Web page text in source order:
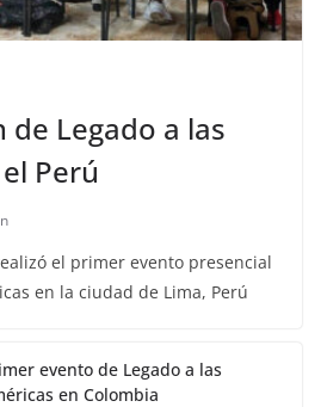
de Legado a las
Perú
el primer evento presencial
en la ciudad de Lima, Perú
evento de Legado a las
en Colombia